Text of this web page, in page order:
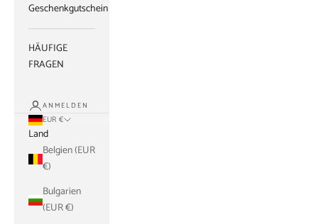
Geschenkgutschein
HÄUFIGE
FRAGEN
ANMELDEN
EUR €
Land
Belgien (EUR
€)
Bulgarien
(EUR €)